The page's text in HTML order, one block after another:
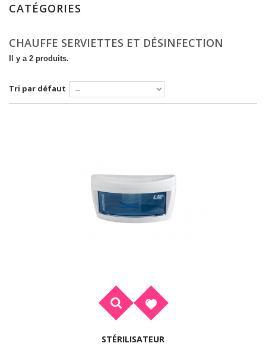
CATÉGORIES
CHAUFFE SERVIETTES ET DÉSINFECTION
Il y a 2 produits.
Tri par défaut
STÉRILISATEUR